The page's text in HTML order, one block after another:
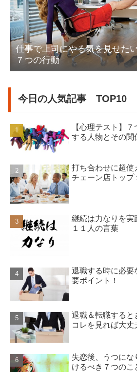
仕事で上司にやる気を見せた
７つの行動
今日の人気記事 TOP10
【心理テスト】
する人物とその関
打ち合わせに超使
チェーン店トップ
継続は力なりを実
１１人の言葉
退職する時に必要
要ポイント！
退職＆転職すると
コレを見れば大丈
失恋後、うつにな
けるべき７つのこ